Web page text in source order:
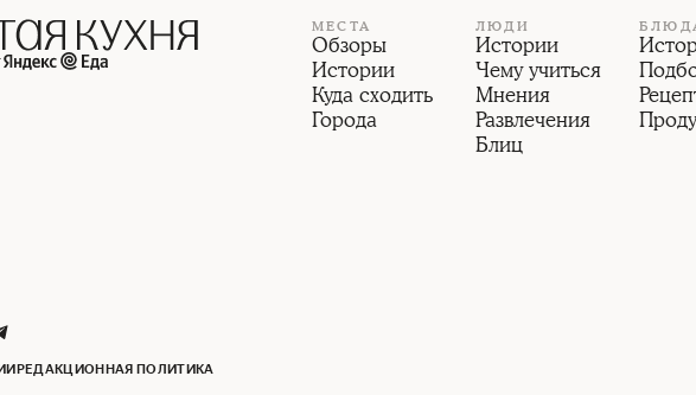
МЕСТА
Обзоры
Истории
Куда сходить
Города
ЛЮДИ
Истории
Чему учиться
Мнения
Развлечения
Блиц
РЕДАКЦИОННАЯ ПОЛИТИКА